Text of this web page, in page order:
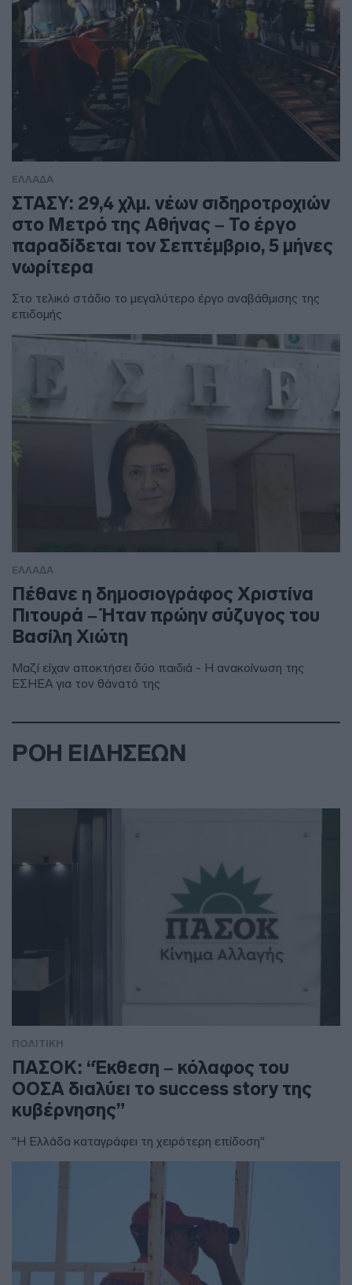
ΕΛΛΑΔΑ
ΣΤΑΣΥ: 29,4 χλμ. νέων σιδηροτροχιών
στο Μετρό της Αθήνας – Το έργο
παραδίδεται τον Σεπτέμβριο, 5 μήνες
νωρίτερα
Στο τελικό στάδιο το μεγαλύτερο έργο αναβάθμισης της
επιδομής
ΕΛΛΑΔΑ
Πέθανε η δημοσιογράφος Χριστίνα
Πιτουρά – Ήταν πρώην σύζυγος του
Βασίλη Χιώτη
Μαζί είχαν αποκτήσει δύο παιδιά - Η ανακοίνωση της
ΕΣΗΕΑ για τον θάνατό της
ΡΟΗ ΕΙΔΗΣΕΩΝ
ΠΟΛΙΤΙΚΗ
ΠΑΣΟΚ: “Έκθεση – κόλαφος του
ΟΟΣΑ διαλύει το success story της
κυβέρνησης”
"Η Ελλάδα καταγράφει τη χειρότερη επίδοση"